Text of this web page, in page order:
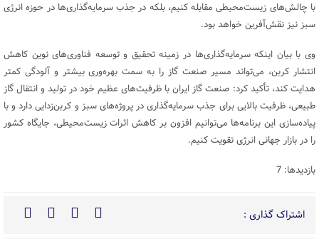
با چالش‌های زیست‌محیطی مقابله کنیم، بلکه در جذب سرمایه‌گذاری‌ها در حوزه انرژی
سبز نیز نقش‌آفرین خواهد بود.
وی با بیان اینکه سرمایه‌گذاری‌ها در زمینه‌ تحقیق و توسعه فناوری‌های نوین کاهش
انتشار کربن، می‌تواند مسیر صنعت گاز را به سمت بهره‌وری بیشتر و آلودگی کمتر
هدایت کند، تأکید کرد: صنعت گاز ایران با ظرفیت‌های عظیم خود در تولید و انتقال گاز
طبیعی، ظرفیت بالایی برای جذب سرمایه‌گذاری در پروژه‌های سبز و کربن‌زدایی دارد و با
پیاده‌سازی این برنامه‌ها می‌توانیم افزون بر کاهش اثرات زیست‌محیطی، جایگاه کشور
را در بازار جهانی انرژی تقویت کنیم.
بازدیدها: 7
اشتراک گذاری :